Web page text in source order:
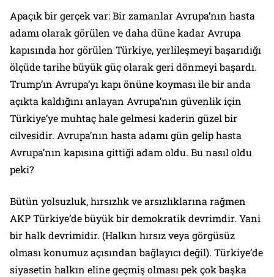
Apaçık bir gerçek var: Bir zamanlar Avrupa’nın hasta
adamı olarak görülen ve daha düne kadar Avrupa
kapısında hor görülen Türkiye, yerlileşmeyi başarıdığı
ölçüde tarihe büyük güç olarak geri dönmeyi başardı.
Trump’ın Avrupa’yı kapı önüne koyması ile bir anda
açıkta kaldığını anlayan Avrupa’nın güvenlik için
Türkiye’ye muhtaç hale gelmesi kaderin güzel bir
cilvesidir. Avrupa’nın hasta adamı gün gelip hasta
Avrupa’nın kapısına gittiği adam oldu. Bu nasıl oldu
peki?
Bütün yolsuzluk, hırsızlık ve arsızlıklarına rağmen
AKP Türkiye’de büyük bir demokratik devrimdir. Yani
bir halk devrimidir. (Halkın hırsız veya görgüsüz
olması konumuz açısından bağlayıcı değil). Türkiye’de
siyasetin halkın eline geçmiş olması pek çok başka